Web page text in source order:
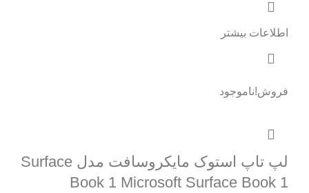
اطلاعات بیشتر
فروش!ناموجود
لپ تاپ استوک مایکروسافت مدل Surface
Book 1 Microsoft Surface Book 1